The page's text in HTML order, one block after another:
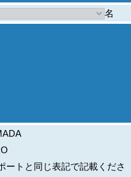
名
トと同じ表記で記載くださ